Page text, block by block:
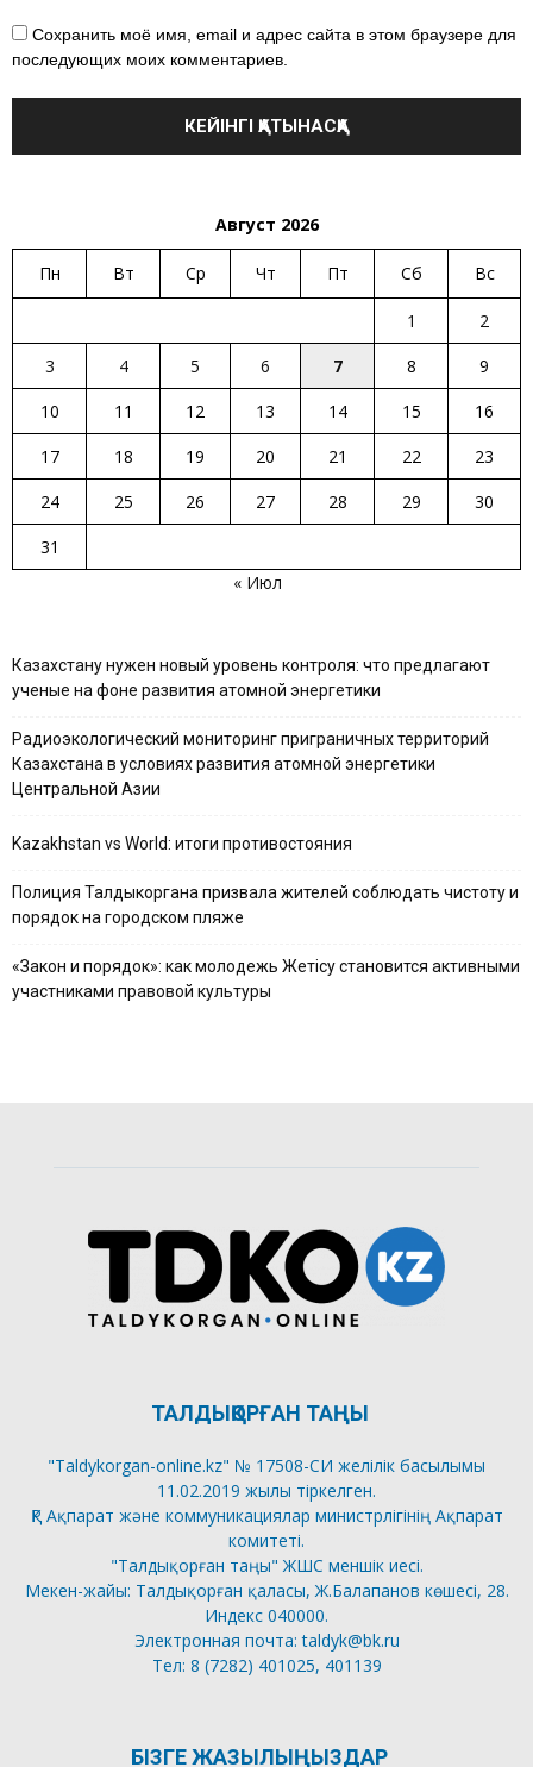
Сохранить моё имя, email и адрес сайта в этом браузере для
последующих моих комментариев.
Август 2026
Пн Вт Ср Чт Пт Сб Вс
1
2
3
4 5 6 7 8
9
10
11 12 13 14 15
16
17
18 19 20 21 22
23
24
25 26 27 28 29
30
31
« Июл
Казахстану нужен новый уровень контроля: что предлагают
ученые на фоне развития атомной энергетики
Радиоэкологический мониторинг приграничных территорий
Казахстана в условиях развития атомной энергетики
Центральной Азии
Kazakhstan vs World: итоги противостояния
Полиция Талдыкоргана призвала жителей соблюдать чистоту и
порядок на городском пляже
«Закон и порядок»: как молодежь Жетісу становится активными
участниками правовой культуры
ТАЛДЫҚОРҒАН ТАҢЫ
"Taldykorgan-online.kz" № 17508-СИ желілік басылымы
11.02.2019 жылы тіркелген.
ҚР Ақпарат және коммуникациялар министрлігінің Ақпарат
комитеті.
"Талдықорған таңы" ЖШС меншік иесі.
Мекен-жайы: Талдықорған қаласы, Ж.Балапанов көшесі, 28.
Индекс 040000.
Электронная почта: taldyk@bk.ru
Тел: 8 (7282) 401025, 401139
БІЗГЕ ЖАЗЫЛЫҢЫЗДАР